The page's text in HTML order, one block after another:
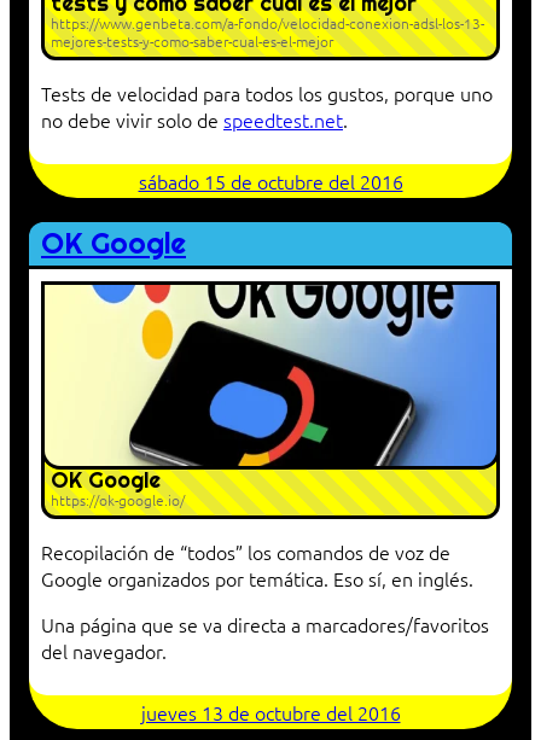
https://www.genbeta.com/a-fondo/velocidad-conexion-adsl-los-13-
mejores-tests-y-como-saber-cual-es-el-mejor
Tests de velocidad para todos los gustos, porque uno
no debe vivir solo de speedtest.net.
sábado 15 de octubre del 2016
OK Google
OK Google
https://ok-google.io/
Recopilación de “todos” los comandos de voz de
Google organizados por temática. Eso sí, en inglés.
Una página que se va directa a marcadores/favoritos
del navegador.
jueves 13 de octubre del 2016